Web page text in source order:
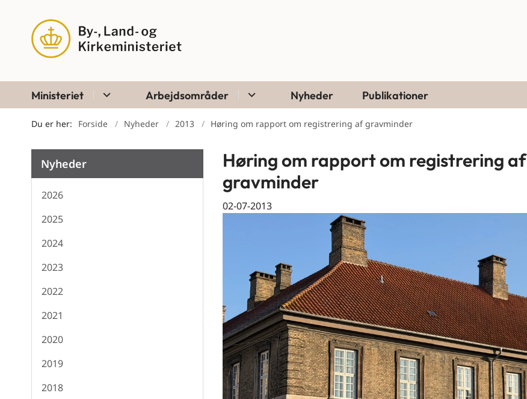
Ministeriet Arbejdsområder Nyheder Publikationer
Du er her: Forside Nyheder 2013 Høring om rapport om registrering af gravminder
Nyheder
2026
2025
2024
2023
2022
2021
2020
2019
2018
Høring om rapport om registrering af
gravminder
02-07-2013